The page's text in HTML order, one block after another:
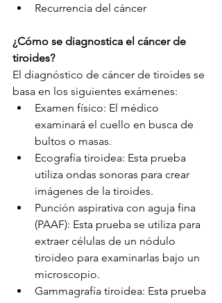
Recurrencia del cáncer
¿Cómo se diagnostica el cáncer de
tiroides?
El diagnóstico de cáncer de tiroides se
basa en los siguientes exámenes:
Examen físico: El médico
examinará el cuello en busca de
bultos o masas.
Ecografía tiroidea: Esta prueba
utiliza ondas sonoras para crear
imágenes de la tiroides.
Punción aspirativa con aguja fina
(PAAF): Esta prueba se utiliza para
extraer células de un nódulo
tiroideo para examinarlas bajo un
microscopio.
Gammagrafía tiroidea: Esta prueba